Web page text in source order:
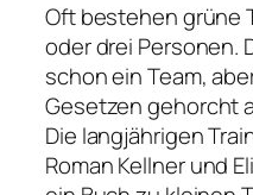
Oft bestehen grüne
oder drei Personen.
schon ein Team,
Gesetzen gehorcht
Die langjährigen
Roman Kellner und